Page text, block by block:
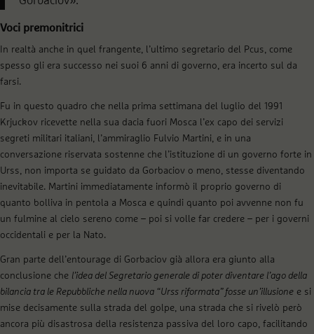
Voci premonitrici
In realtà anche in quel frangente, l’ultimo segretario del Pcus, come
spesso gli era successo nei suoi 6 anni di governo, era incerto sul da
farsi.
Fu in questo quadro che nella prima settimana del luglio del 1991
Krjuckov ricevette nella sua dacia fuori Mosca l’ex capo dei servizi
segreti militari italiani, l’ammiraglio Fulvio Martini, e in una
conversazione riservata sostenne che l’istituzione di un governo forte in
Urss, non importa se guidato da Gorbaciov o meno, stesse diventando
inevitabile. Martini immediatamente informò il proprio governo di
quanto bolliva in pentola a Mosca e quindi quanto poi avvenne non fu
un fulmine al cielo sereno come – poi si volle far credere – per i governi
occidentali e per la Nato.
Gran parte dell’entourage di Gorbaciov già allora era giunto alla
conclusione che l’idea del Segretario generale di poter diventare l’ago della
bilancia tra le Repubbliche nella nuova “Urss riformata” fosse un’illusione e si
mise decisamente sulla strada del golpe, una strada che si rivelò però
ancora più disastrosa della resistenza passiva del loro capo, facilitando